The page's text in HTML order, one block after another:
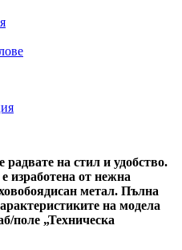
на стил и удобство.
изработена от нежна
метал. Пълна
на модела
поле „Техническа